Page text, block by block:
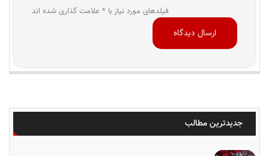
فیلدهای مورد نیاز با * علامت گذاری شده اند
جدیدترین مطالب